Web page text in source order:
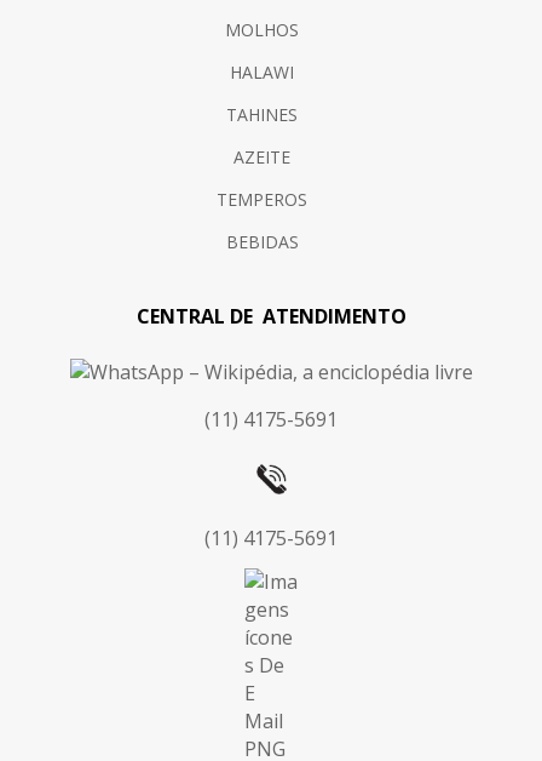
MOLHOS
HALAWI
TAHINES
AZEITE
TEMPEROS
BEBIDAS
CENTRAL DE ATENDIMENTO
(11) 4175-5691
(11) 4175-5691